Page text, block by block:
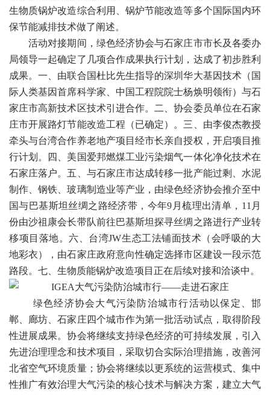
生物质锅炉改造综合利用、锅炉节能改造等多个国际国内环
保节能减排技术做了阐述。
活动对接期间，绿色经济协会与石家庄市市长及各委办
局领导一起确定了几项合作成果执行计划，达成了初步胜利
成果。一、由联合国杜比先生指导的深圳华大基因技术（国
际人类基因首席科学家、中国工程院院士杨焕明领衔）与石
家庄市高新技术区技术引进合作。二、协会委员单位在石家
庄市开展路灯节能改造工程（已确定）。三、由李俊杰教授
牵头与台湾合作养老地产项目经市长亲自授权，开启项目推
行计划。四、美国爱邦燃煤工业污染烟气一体化净化技术在
石家庄落户。五、与石家庄市达成转移一批产能过剩、水泥
制作、钢铁、玻璃制造业等产业，由绿色经济协会推介至中
国与巴基斯坦丝绸之路经济带，今年9月梳理出清单，11月
份由沙祖康会长带队前往巴基斯坦探寻丝绸之路进行产业转
移项目落地。六、台湾JW生态工法铺面技术（会呼吸的大
地彩衣），由石家庄政府意向性确定选择市区建设一段示范
路段。七、生物质能锅炉改造项目正在后续对接和洽谈中。
绿色经济协会大气污染防治城市行活动以保定、邯
郸、廊坊、石家庄四个城市作为第一批活动试点，取得阶段
性进展成果。协会将继续支持绿色经济的可持续发展，引入
先进治理理念和技术项目，采取切合实际治理措施，改善河
北省空气环境质量；协会将继续以更系统的运营模式、集中
性推广有效治理大气污染的核心技术与解决方案，建立大气